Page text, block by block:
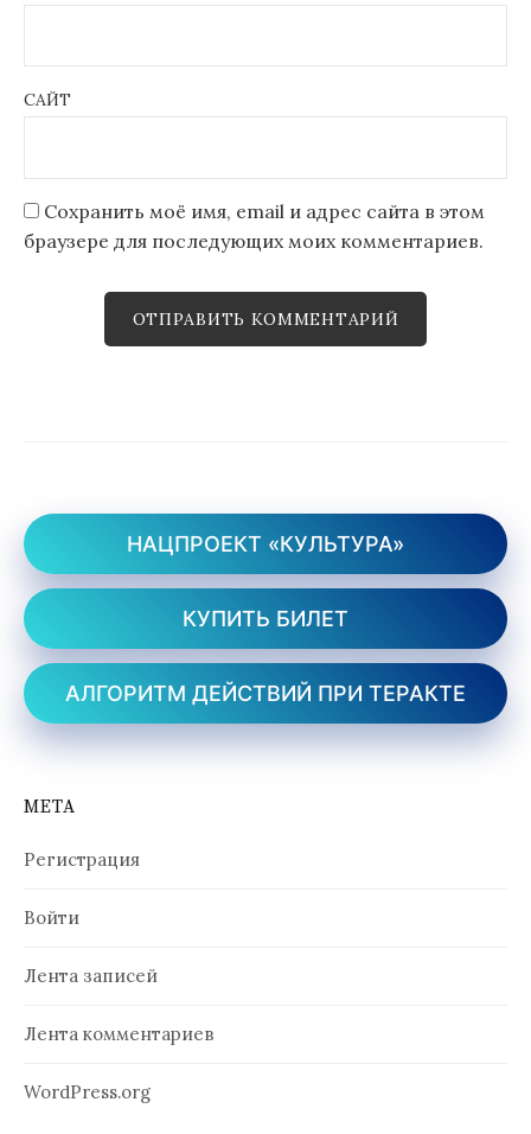
САЙТ
Сохранить моё имя, email и адрес сайта в этом
браузере для последующих моих комментариев.
НАЦПРОЕКТ «КУЛЬТУРА»
КУПИТЬ БИЛЕТ
АЛГОРИТМ ДЕЙСТВИЙ ПРИ ТЕРАКТЕ
МЕТА
Регистрация
Войти
Лента записей
Лента комментариев
WordPress.org